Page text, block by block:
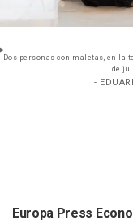
Dos personas con maletas, en la
de
-
Europa Press